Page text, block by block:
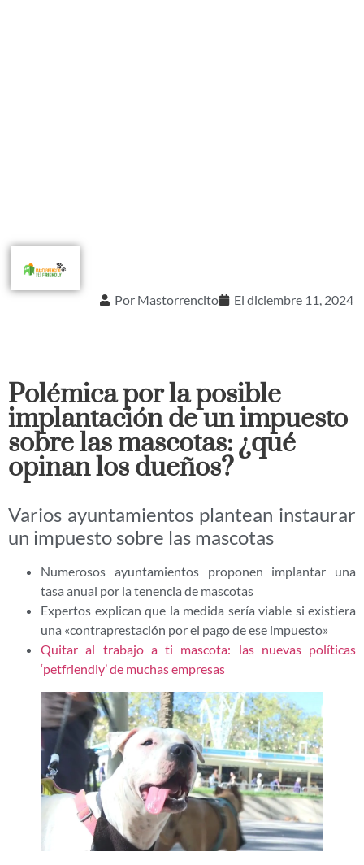
Por Mastorrencito El diciembre 11, 2024
Polémica por la posible
implantación de un impuesto
sobre las mascotas: ¿qué
opinan los dueños?
Varios ayuntamientos plantean instaurar
un impuesto sobre las mascotas
Numerosos ayuntamientos proponen implantar una
tasa anual por la tenencia de mascotas
Expertos explican que la medida sería viable si existiera
una «contraprestación por el pago de ese impuesto»
Quitar al trabajo a ti mascota: las nuevas políticas
‘petfriendly’ de muchas empresas